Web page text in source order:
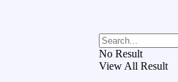
No Result
View All Result